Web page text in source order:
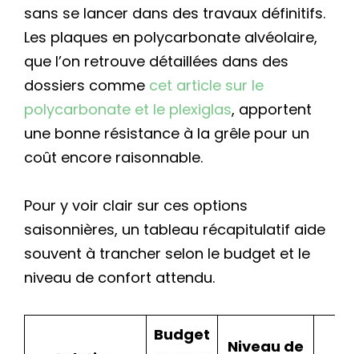
sans se lancer dans des travaux définitifs.
Les plaques en polycarbonate alvéolaire,
que l’on retrouve détaillées dans des
dossiers comme cet article sur le
polycarbonate et le plexiglas, apportent
une bonne résistance à la grêle pour un
coût encore raisonnable.
Pour y voir clair sur ces options
saisonnières, un tableau récapitulatif aide
souvent à trancher selon le budget et le
niveau de confort attendu.
Budget
Niveau de